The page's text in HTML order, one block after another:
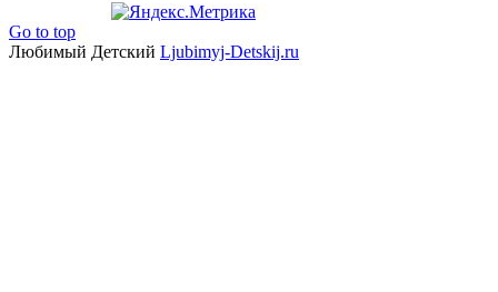
Go to top
Любимый Детский Ljubimyj-Detskij.ru